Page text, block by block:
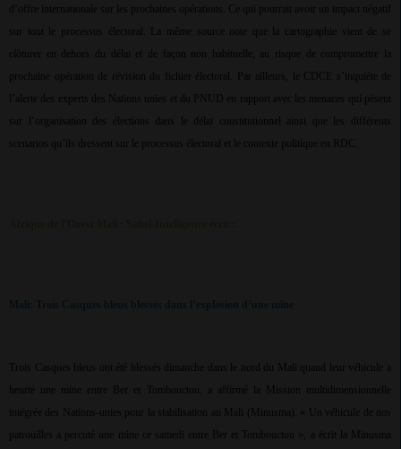
d’offre internationale sur les prochaines opérations. Ce qui pourrait avoir un impact négatif
sur tout le processus électoral. La même source note que la cartographie vient de se
clôturer en dehors du délai et de façon non habituelle, au risque de compromettre la
prochaine opération de révision du fichier électoral. Par ailleurs, le CDCE s’inquiète de
l’alerte des experts des Nations unies et du PNUD en rapport avec les menaces qui pèsent
sur l’organisation des élections dans le délai constitutionnel ainsi que les différents
scenarios qu’ils dressent sur le processus électoral et le contexte politique en RDC.
Trois Casques bleus ont été blessés dimanche dans le nord du Mali quand leur véhicule a
heurté une mine entre Ber et Tombouctou, a affirmé la Mission multidimensionnelle
intégrée des Nations-unies pour la stabilisation au Mali (Minusma). « Un véhicule de nos
patrouilles a percuté une mine ce samedi entre Ber et Tombouctou », a écrit la Minusma